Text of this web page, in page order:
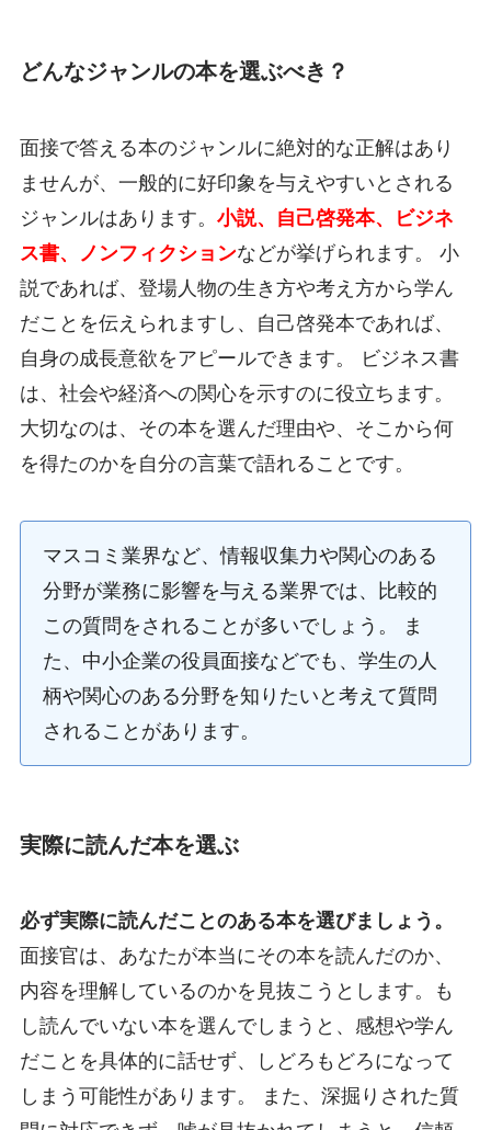
どんなジャンルの本を選ぶべき？
面接で答える本のジャンルに絶対的な正解はあり
ませんが、一般的に好印象を与えやすいとされる
ジャンルはあります。 小説、自己啓発本、ビジネ
ス書、ノンフィクションなどが挙げられます。 小
説であれば、登場人物の生き方や考え方から学ん
だことを伝えられますし、自己啓発本であれば、
自身の成長意欲をアピールできます。 ビジネス書
は、社会や経済への関心を示すのに役立ちます。
大切なのは、その本を選んだ理由や、そこから何
を得たのかを自分の言葉で語れることです。
マスコミ業界など、情報収集力や関心のある
分野が業務に影響を与える業界では、比較的
この質問をされることが多いでしょう。 ま
た、中小企業の役員面接などでも、学生の人
柄や関心のある分野を知りたいと考えて質問
されることがあります。
実際に読んだ本を選ぶ
必ず実際に読んだことのある本を選びましょう。
面接官は、あなたが本当にその本を読んだのか、
内容を理解しているのかを見抜こうとします。も
し読んでいない本を選んでしまうと、感想や学ん
だことを具体的に話せず、しどろもどろになって
しまう可能性があります。 また、深掘りされた質